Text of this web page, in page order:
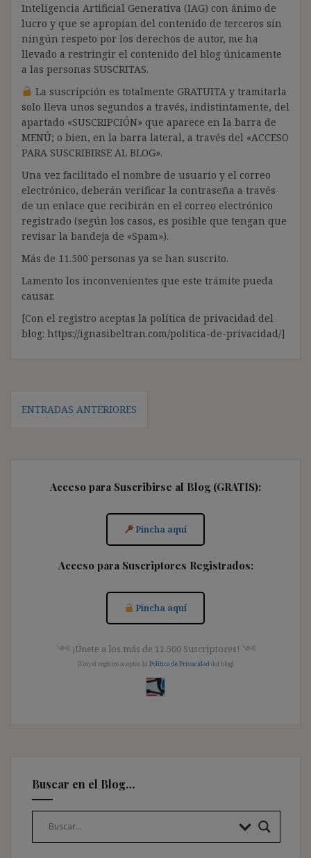
Inteligencia Artificial Generativa (IAG) con ánimo de
lucro y que se apropian del contenido de terceros sin
ningún respeto por los derechos de autor, me ha
llevado a restringir el contenido del blog únicamente
a las personas SUSCRITAS.
La suscripción es totalmente GRATUITA y tramitarla
solo lleva unos segundos a través, indistintamente, del
apartado «SUSCRIPCIÓN» que aparece en la barra de
MENÚ; o bien, en la barra lateral, a través del «ACCESO
PARA SUSCRIBIRSE AL BLOG».
Una vez facilitado el nombre de usuario y el correo
electrónico, deberán verificar la contraseña a través
de un enlace que recibirán en el correo electrónico
registrado (según los casos, es posible que tengan que
revisar la bandeja de «Spam»).
Más de 11.500 personas ya se han suscrito.
Lamento los inconvenientes que este trámite pueda
causar.
[Con el registro aceptas la política de privacidad del
blog: https://ignasibeltran.com/politica-de-privacidad/]
de
ENTRADAS ANTERIORES
Acceso para Suscribirse al Blog (GRATIS):
Pincha aquí
Acceso para Suscriptores Registrados:
Pincha aquí
༺ ¡Únete a los más de 11.500 Suscriptores! ༺
[Con el registro aceptas la Política de Privacidad del blog]
Buscar en el Blog…